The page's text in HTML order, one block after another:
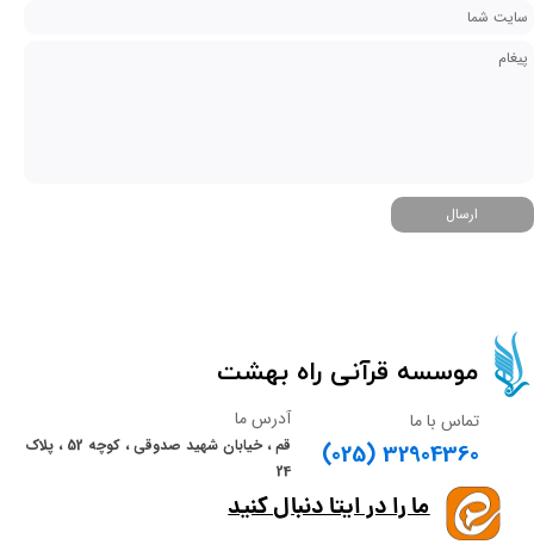
ارسال
​​​​موسسه قرآنی راه بهشت​​​​​​​
تماس با ما
(025) 32904360
آدرس ما
قم ، خیابان شهید صدوقی ، کوچه 52 ، پلاک
24
ما را در ایتا دنبال کنید